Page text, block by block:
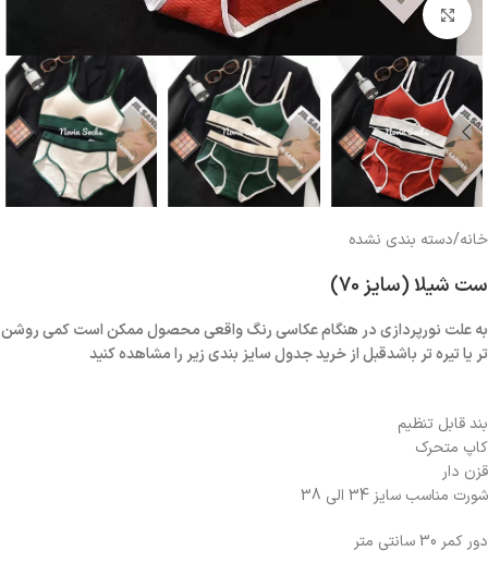
بزرگنمایی تصویر
خانه/دسته بندی نشده
ست شیلا (سایز 70)
به علت نورپردازی در هنگام عکاسی رنگ واقعی محصول ممکن است کمی روشن
تر یا تیره تر باشدقبل از خرید جدول سایز بندی زیر را مشاهده کنید
بند قابل تنظیم
کاپ متحرک
قزن دار
شورت مناسب سایز 34 الی 38
دور کمر 30 سانتی متر